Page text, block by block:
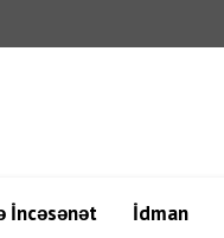
İncəsənət İdman